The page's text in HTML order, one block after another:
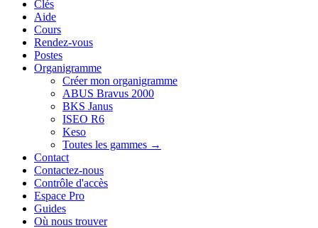
Clés
Aide
Cours
Rendez-vous
Postes
Organigramme
Créer mon organigramme
ABUS Bravus 2000
BKS Janus
ISEO R6
Keso
Toutes les gammes →
Contact
Contactez-nous
Contrôle d'accès
Espace Pro
Guides
Où nous trouver